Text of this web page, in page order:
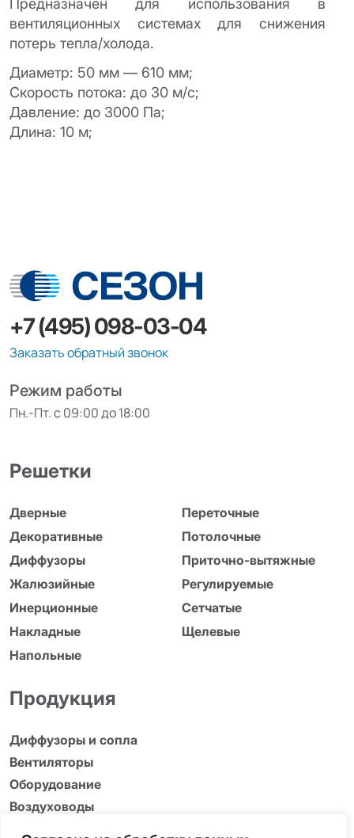
Предназначен для использования в
вентиляционных системах для снижения
потерь тепла/холода.
Диаметр: 50 мм — 610 мм;
Скорость потока: до 30 м/с;
Давление: до 3000 Па;
Длина: 10 м;
+7 (495) 098-03-04
Заказать обратный звонок
Режим работы
Пн.-Пт. с 09:00 до 18:00
Решетки
Дверные
Декоративные
Диффузоры
Жалюзийные
Инерционные
Накладные
Напольные
Переточные
Потолочные
Приточно-вытяжные
Регулируемые
Сетчатые
Щелевые
Продукция
Диффузоры и сопла
Вентиляторы
Оборудование
Воздуховоды